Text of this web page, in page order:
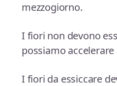
mezzogiorno.
I fiori non devono
possiamo
I fiori da essiccare